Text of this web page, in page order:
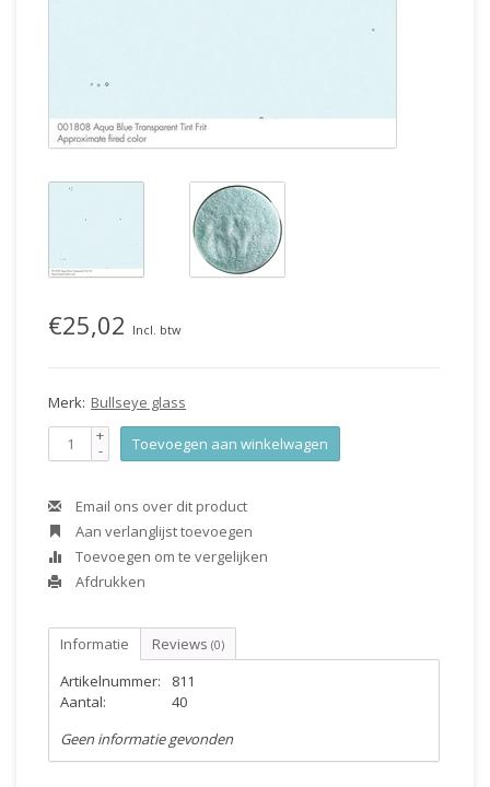
€25,02 Incl. btw
Merk: Bullseye glass
+
- Toevoegen aan winkelwagen
Email ons over dit product
Aan verlanglijst toevoegen
Toevoegen om te vergelijken
Afdrukken
Informatie Reviews (0)
Artikelnummer:
811
Aantal:
40
Geen informatie gevonden